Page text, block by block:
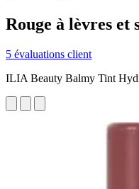
Rouge à lèvres et
5 évaluations client
ILIA Beauty Balmy Tint